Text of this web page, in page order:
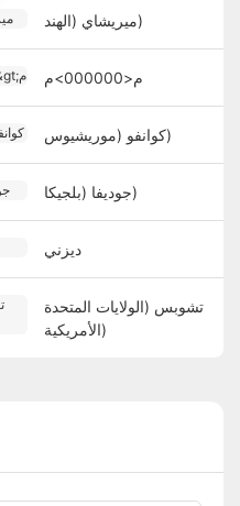
ميريشاي (الهند)
م<000000>م
كوانفو (موريشيوس)
جوديفا (بلجيكا)
ديزني
تشوبس (الولايات المتحدة
الأمريكية)